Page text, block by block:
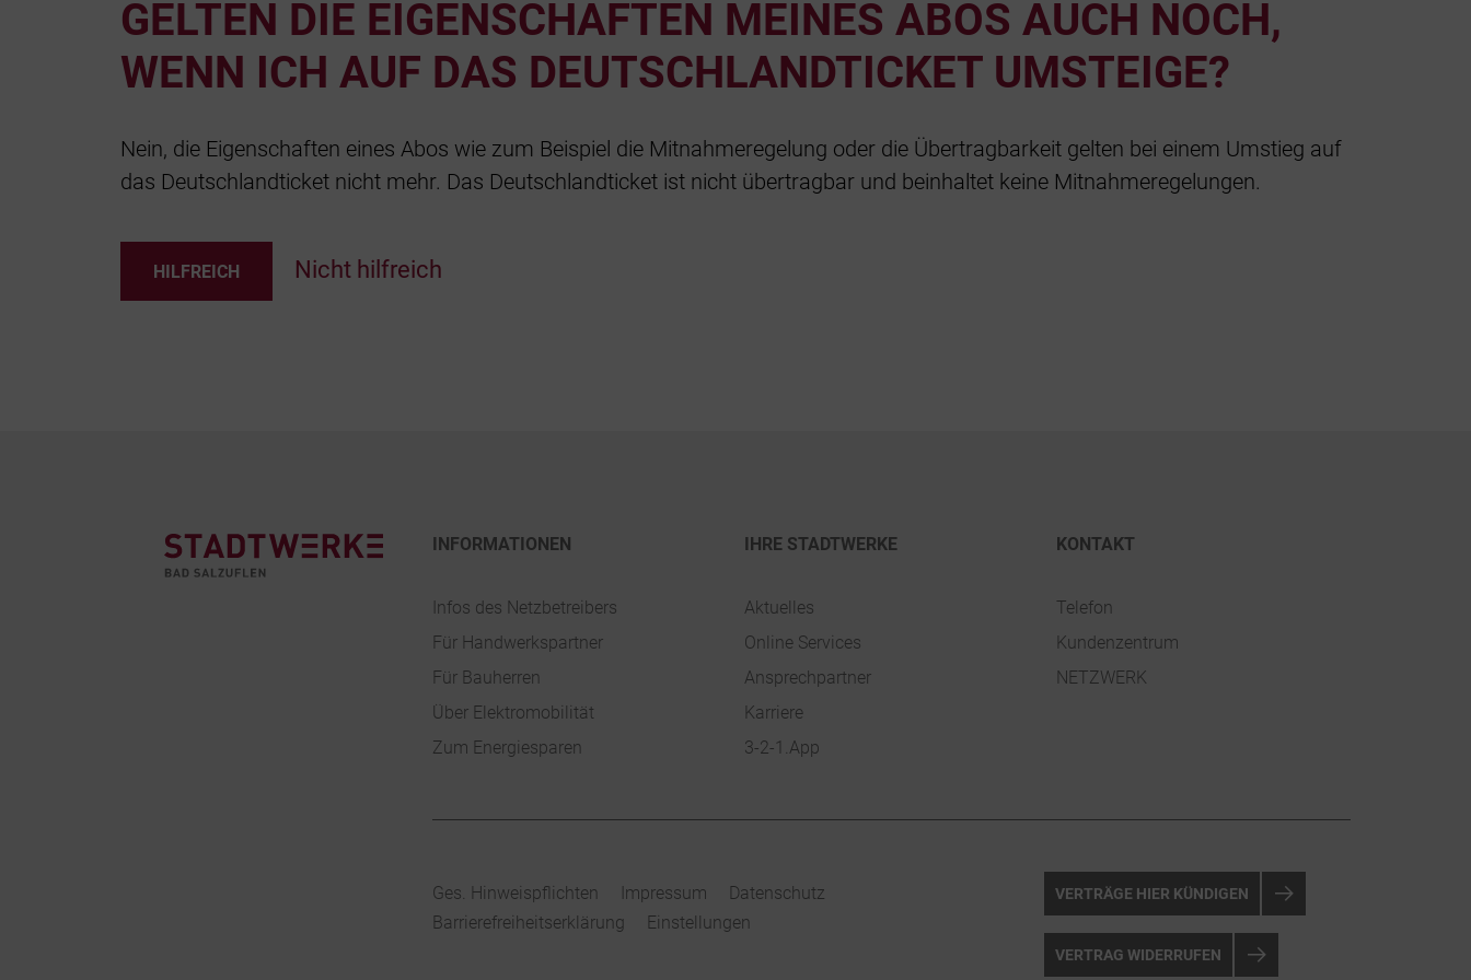
GELTEN DIE EIGENSCHAFTEN MEINES ABOS AUCH NOCH,
WENN ICH AUF DAS DEUTSCHLANDTICKET UMSTEIGE?
Nein, die Eigenschaften eines Abos wie zum Beispiel die Mitnahmeregelung oder die Übertragbarkeit gelten bei einem Umstieg auf
das Deutschlandticket nicht mehr. Das Deutschlandticket ist nicht übertragbar und beinhaltet keine Mitnahmeregelungen.
HILFREICH Nicht hilfreich
INFORMATIONEN
Infos des Netzbetreibers
Für Handwerkspartner
Für Bauherren
Über Elektromobilität
Zum Energiesparen
IHRE STADTWERKE
Aktuelles
Online Services
Ansprechpartner
Karriere
3-2-1.App
KONTAKT
Telefon
Kundenzentrum
NETZWERK
Ges. Hinweispflichten Impressum
Datenschutz
Barrierefreiheitserklärung
Einstellungen
VERTRÄGE HIER KÜNDIGEN
VERTRAG WIDERRUFEN